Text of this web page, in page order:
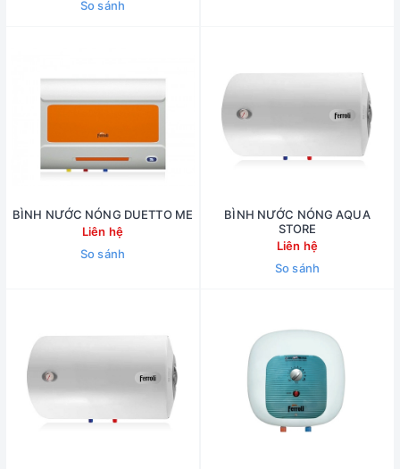
So sánh
BÌNH NƯỚC NÓNG DUETTO ME
Liên hệ
So sánh
BÌNH NƯỚC NÓNG AQUA
STORE
Liên hệ
So sánh